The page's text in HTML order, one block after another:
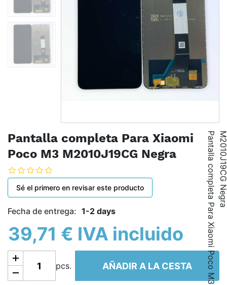
P
a
n
t
a
l
l
a
c
o
m
p
l
e
t
a
P
a
r
a
X
i
a
o
m
i
P
o
c
o
M
3
M
2
0
1
0
J
1
9
C
G
N
e
g
r
Pantalla completa Para Xiaomi
Poco M3 M2010J19CG Negra
Sé el primero en revisar este producto
Fecha de entrega: 1-2 days
39,71 € IVA incluido
Añadir a la cesta
pcs.
AÑADIR A LA CESTA